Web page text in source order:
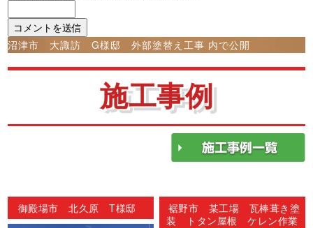
投
稿
ゲ
ン
沼津市 大諏訪 G様邸 外部塗替え工事 内で公開
施工事例
御殿場市 北久原 T様邸
裾野市 某工場 瓦棒葺き塗
装 トタン屋根 ケレン作業